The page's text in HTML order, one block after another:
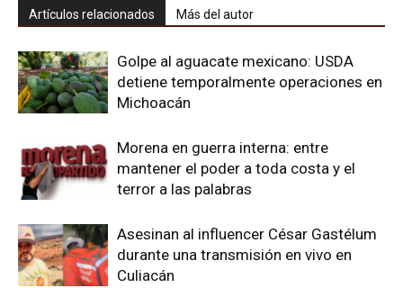
Artículos relacionados Más del autor
Golpe al aguacate mexicano: USDA
detiene temporalmente operaciones en
Michoacán
Morena en guerra interna: entre
mantener el poder a toda costa y el
terror a las palabras
Asesinan al influencer César Gastélum
durante una transmisión en vivo en
Culiacán